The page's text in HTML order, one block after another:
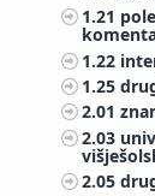
1.21
1.22
1.25
2.01
2.03
2.05